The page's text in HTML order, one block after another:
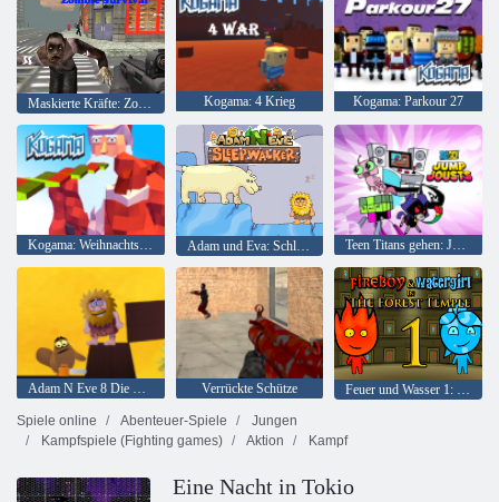
Kogama: 4 Krieg Kogama: Parkour 27
Kogama: Weihnachtsparkour Adam und Eva: Schlafwandler Teen Titans gehen: Jump Joss
Adam N Eve 8 Die Liebesquest Verrückte Schütze
Feuer und Wasser 1: Waldtempel
Spiele online
Abenteuer-Spiele
Jungen
Kampfspiele (Fighting games)
Aktion Kampf
Eine Nacht in Tokio